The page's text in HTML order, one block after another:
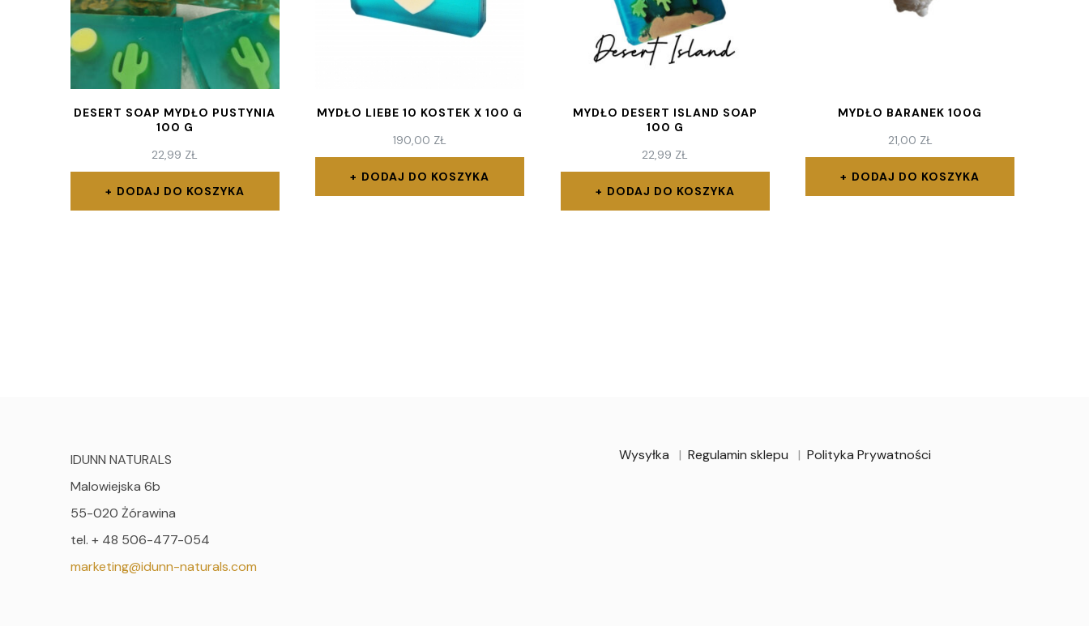
DESERT SOAP MYDŁO PUSTYNIA
100 G
22,99 ZŁ
DODAJ DO KOSZYKA
MYDŁO LIEBE 10 KOSTEK X 100 G
190,00 ZŁ
DODAJ DO KOSZYKA
MYDŁO DESERT ISLAND SOAP
100 G
22,99 ZŁ
DODAJ DO KOSZYKA
MYDŁO BARANEK 100G
21,00 ZŁ
DODAJ DO KOSZYKA
IDUNN NATURALS
Malowiejska 6b
55-020 Żórawina
tel. + 48 506-477-054
marketing@idunn-naturals.com
Wysyłka Regulamin sklepu Polityka Prywatności